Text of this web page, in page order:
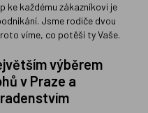
ke každému zákazníkovi je
Jsme rodiče dvou
víme, co potěší ty Vaše.
výběrem
v Praze a